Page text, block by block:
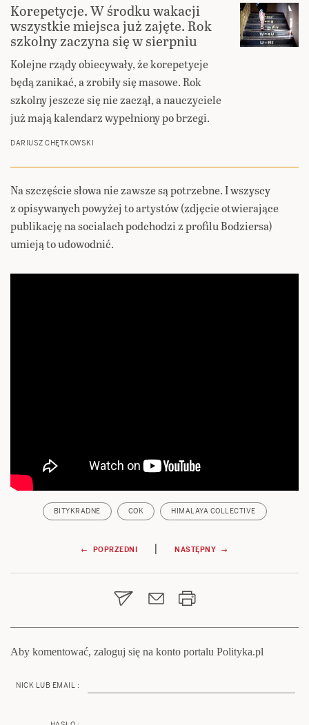
Korepetycje. W środku wakacji
wszystkie miejsca już zajęte. Rok
szkolny zaczyna się w sierpniu
Kolejne rządy obiecywały, że korepetycje
będą zanikać, a zrobiły się masowe. Rok
szkolny jeszcze się nie zaczął, a nauczyciele
już mają kalendarz wypełniony po brzegi.
DARIUSZ CHĘTKOWSKI
Na szczęście słowa nie zawsze są potrzebne. I wszyscy
z opisywanych powyżej to artystów (zdjęcie otwierające
publikację na socialach podchodzi z profilu Bodziersa)
umieją to udowodnić.
BITYKRADNE COK HIMALAYA COLLECTIVE
Nawigacja
wpisu
← POPRZEDNI | NASTĘPNY →
Aby komentować, zaloguj się na konto portalu Polityka.pl
NICK LUB EMAIL :